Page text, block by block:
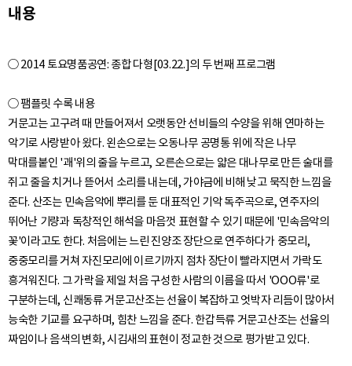
내용
○ 2014 토요명품공연: 종합 다형[03.22.]의 두 번째 프로그램
○ 팸플릿 수록 내용
거문고는 고구려 때 만들어져서 오랫동안 선비들의 수양을 위해 연마하는
악기로 사랑받아 왔다. 왼손으로는 오동나무 공명통 위에 작은 나무
막대를붙인 '괘'위의 줄을 누르고, 오른손으로는 얇은 대나무로 만든 술대를
쥐고 줄을 치거나 뜯어서 소리를 내는데, 가야금에 비해 낮고 묵직한 느낌을
준다. 산조는 민속음악에 뿌리를 둔 대표적인 기악 독주곡으로, 연주자의
뛰어난 기량과 독창적인 해석을 마음껏 표현할 수 있기 때문에 '민속음악의
꽃'이라고도 한다. 처음에는 느린 진양조 장단으로 연주하다가 중모리,
중중모리를 거쳐 자진모리에 이르기까지 점차 장단이 빨라지면서 가락도
흥겨워진다. 그 가락을 제일 처음 구성한 사람의 이름을 따서 'OOO류'로
구분하는데, 신쾌동류 거문고산조는 선율이 복잡하고 엇박자 리듬이 많아서
능숙한 기교를 요구하며, 힘찬 느낌을 준다. 한갑득류 거문고산조는 선율의